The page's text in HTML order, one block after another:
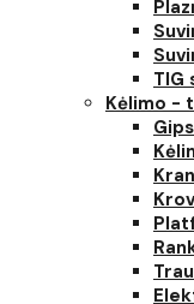
TIG
Kėlimo -